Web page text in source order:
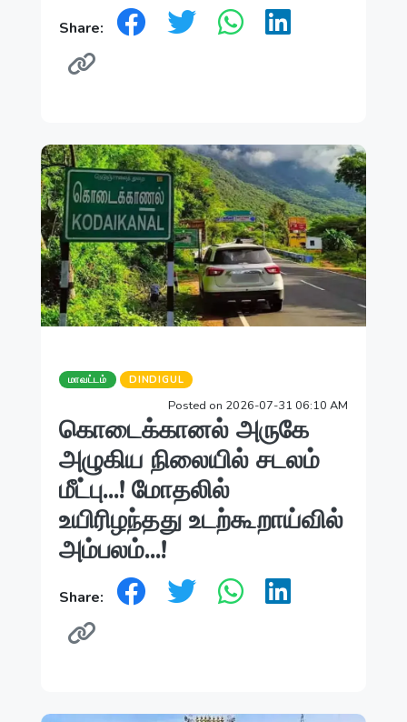
Share:
மாவட்டம் DINDIGUL
Posted on 2026-07-31 06:10 AM
கொடைக்கானல் அருகே
அழுகிய நிலையில் சடலம்
மீட்பு...! மோதலில்
உயிரிழந்தது உடற்கூறாய்வில்
அம்பலம்...!
Share: